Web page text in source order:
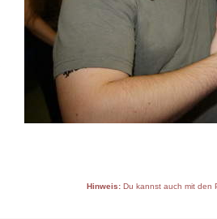
Hinweis:Du kannst auch mit den